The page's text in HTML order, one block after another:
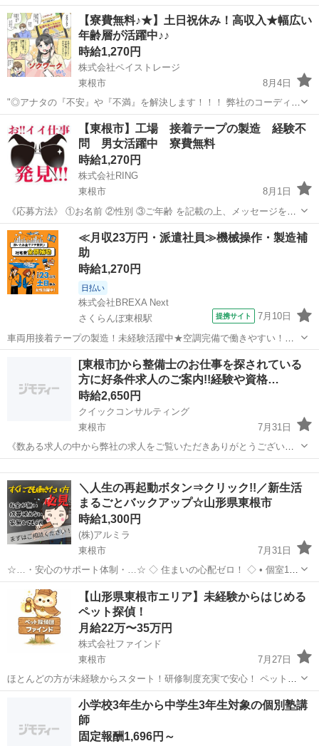
【寮費無料♪★】土日祝休み！高収入★幅広い
年齢層が活躍中♪♪
時給1,270円
株式会社ペイストレージ
東根市
8月4日
"◎アナタの『不安』や『不満』を解決します！！！ 弊社のコーディネ
ーターが一人一人に徹底的に寄り添い一緒に解決していきます☆ お金
が『無い』 仕事が『無い』 住む家が『無い』 携帯が『無い』 ☆弊社
独自の支援サー...
工場 時給
【東根市】工場 接着テープの製造 経験不
問 男女活躍中 寮費無料
時給1,270円
株式会社RING
東根市
8月1日
《応募方法》 ①お名前 ②性別 ③ご年齢 を記載の上、メッセージをお
願い致します。 (携帯が止まっている場合もまずはご相談ください) お
電話でのご応募はこちら📞 TEL：078-855-8607 LIN...
山形 東根市 工場 給料
≪月収23万円・派遣社員≫機械操作・製造補
助
時給1,270円
日払い
株式会社BREXA Next
さくらんぼ東根駅
提携サイト 7月10日
車両用接着テープの製造！未経験活躍中★空調完備で働きやすい！日
払い制度あり！嬉しい土日祝休み＆年間休日125日でプライベートも充
実♪正社員登用制度あり！1食260円程度の格安食堂あり！《山形県東根
市》 人気の工場のお仕事 ...
さくらんぼ東根駅 その他
[東根市]から整備士のお仕事を探されている
方に好条件求人のご案内!!経験や資格…
時給2,650円
クイックコンサルティング
東根市
7月31日
《数ある求人の中から弊社の求人をご覧いただきありがとうございま
す!!》 全国に様々な求人を5万件以上取り扱っておりご希望条件やご状
況に応じてマッチしそうな求人をご案内いたします!! 応募前に相談だ
けしてみたい方やどんな求...＼人生の再起動ボタン⇒クリック!!／新生活
まるごとバックアップ☆山形県東根市
時給1,300円
(株)アルミラ
東根市
7月31日
☆…・安心のサポート体制・…☆ ◇ 住まいの心配ゼロ！ ◇ • 個室1R
完全無料！ • 即日入寮OK！など ◇ 所持金ゼロでもスタートできる！
◇ • 食費・生活費のサポート • 移動費用...
山形 東根市 工場 完全無料
【山形県東根市エリア】未経験からはじめる
ペット探偵！
月給22万〜35万円
株式会社ファインド
東根市
7月27日
ほとんどの方が未経験からスタート！研修制度充実で安心！ ペットと
飼い主さんの「再会」を創り出す、やりがいのあるお仕事です！ 私た
ちのビジョン：技術力と飼い主さんへの寄り添いで、日本一の迷子ペ
ット探しサービスを創る！ ...
その他 スタッフ
小学校3年生から中学生3年生対象の個別塾講
師
固定報酬1,696円～